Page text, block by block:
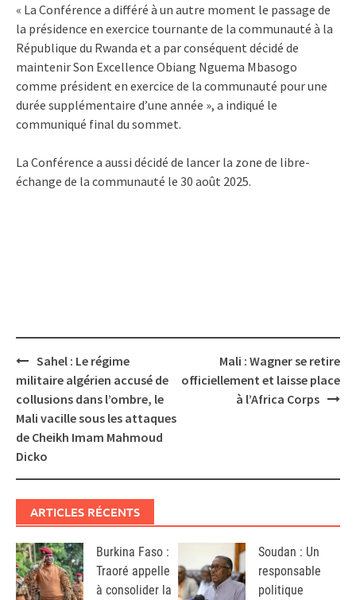
« La Conférence a différé à un autre moment le passage de
la présidence en exercice tournante de la communauté à la
République du Rwanda et a par conséquent décidé de
maintenir Son Excellence Obiang Nguema Mbasogo
comme président en exercice de la communauté pour une
durée supplémentaire d’une année », a indiqué le
communiqué final du sommet.
La Conférence a aussi décidé de lancer la zone de libre-
échange de la communauté le 30 août 2025.
Post
navigation
Sahel : Le régime
militaire algérien accusé de
collusions dans l’ombre, le
Mali vacille sous les attaques
de Cheikh Imam Mahmoud
Dicko
Mali : Wagner se retire
officiellement et laisse place
à l’Africa Corps
ARTICLES RÉCENTS
Burkina Faso :
Traoré appelle
à consolider la
Soudan : Un
responsable
politique